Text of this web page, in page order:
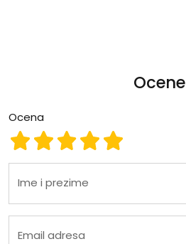
Ocene
Ocena
Ocena 5
Ocena 4
Ocena 3
Ocena 2
Ocena 1
Ime i prezime
Email adresa